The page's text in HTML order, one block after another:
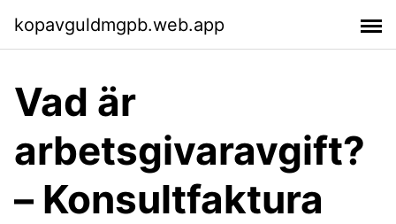
kopavguldmgpb.web.app
Vad är
arbetsgivaravgift?
– Konsultfaktura